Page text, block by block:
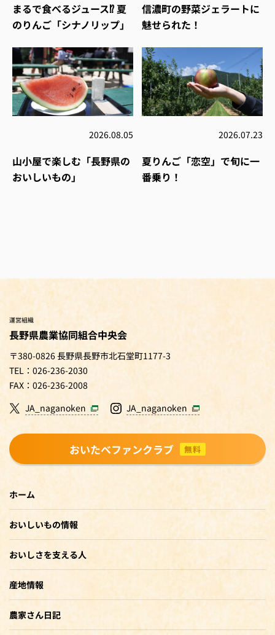
まるで食べるジュース⁉︎ 夏
のりんご「シナノリップ」
信濃町の野菜ジェラートに
魅せられた！
2026.08.05
山小屋で楽しむ「長野県の
おいしいもの」
2026.07.23
夏りんご「恋空」で旬に一
番乗り！
運営組織
長野県農業協同組合中央会
〒380-0826 長野県長野市北石堂町1177-3
TEL：026-236-2030
FAX：026-236-2008
JA_naganoken
JA_naganoken
おいたべファンクラブ 無料
ホーム
おいしいもの情報
おいしさを支える人
産地情報
農家さん日記